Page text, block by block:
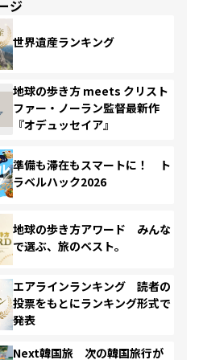
ジ
世界遺産ランキング
地球の歩き方 meets クリスト
ファー・ノーラン監督最新作
『オデュッセイア』
準備も滞在もスマートに！ ト
ラベルハック2026
地球の歩き方アワード みんな
で選ぶ、旅のベスト。
エアラインランキング 読者の
投票をもとにランキング形式で
発表
Next韓国旅 次の韓国旅行が